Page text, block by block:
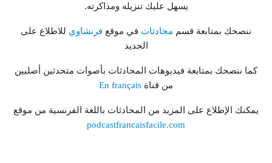
يسهل عليك تنزيله ومذاكرته.
ننصحك بمتابعة قسم محادثات في موقع فرنشاوي للاطلاع على
الجديد
كما ننصحك بمتابعة فيديوهات المحادثات بأصوات متحدثين أصليين
من قناة En français
يمكنك الإطلاع على المزيد من المحادثات باللغة الفرنسية من موقع
podcastfrancaisfacile.com